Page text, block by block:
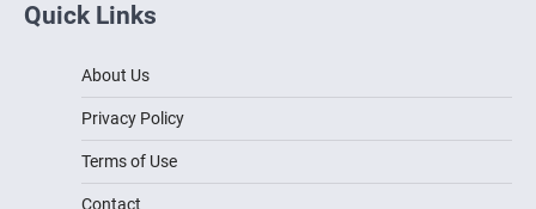
Quick Links
About Us
Privacy Policy
Terms of Use
Contact